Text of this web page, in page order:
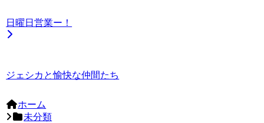
日曜日営業ー！
ジェシカと愉快な仲間たち
ホーム
未分類